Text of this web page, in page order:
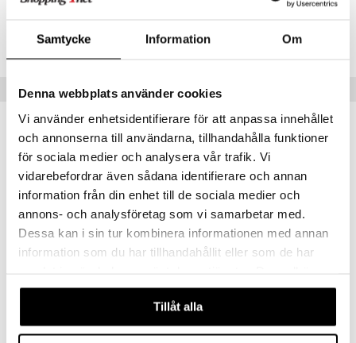
Samtycke Information Om
Denna webbplats använder cookies
Vi använder enhetsidentifierare för att anpassa innehållet
och annonserna till användarna, tillhandahålla funktioner
för sociala medier och analysera vår trafik. Vi
vidarebefordrar även sådana identifierare och annan
information från din enhet till de sociala medier och
annons- och analysföretag som vi samarbetar med.
Dessa kan i sin tur kombinera informationen med annan
information som du har tillhandahållit eller som de har
våra cookies vid fortsatt användande av vår webbplats.
Tillåt alla
Lägsta pris senaste 30 dagarna: 75 kr
Populära produkter
INVIGO Nutri Enrich Mask - Deep Nourishing
135 kr (ord.195kr)
TRESemmé Biotin Repair Mask
TRESEMMÉ
95 kr